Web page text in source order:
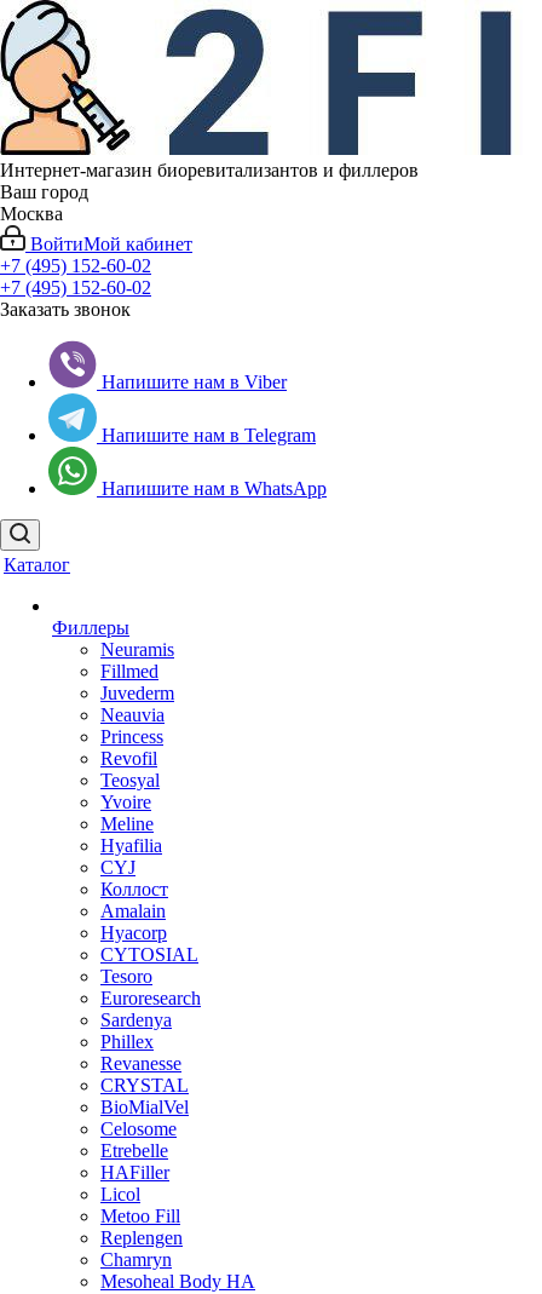
Интернет-магазин биоревитализантов и филлеров
Ваш город
Москва
ВойтиМой кабинет
+7 (495) 152-60-02
+7 (495) 152-60-02
Заказать звонок
Напишите нам в Viber
Напишите нам в Telegram
Напишите нам в WhatsApp
Каталог
Филлеры
Neuramis
Fillmed
Juvederm
Neauvia
Princess
Revofil
Teosyal
Yvoire
Meline
Hyafilia
CYJ
Коллост
Amalain
Hyacorp
CYTOSIAL
Tesoro
Euroresearch
Sardenya
Phillex
Revanesse
CRYSTAL
BioMialVel
Celosome
Etrebelle
HAFiller
Licol
Metoo Fill
Replengen
Chamryn
Mesoheal Body HA